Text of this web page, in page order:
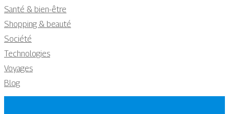
Santé & bien-être
Shopping & beauté
Société
Technologies
Voyages
Blog